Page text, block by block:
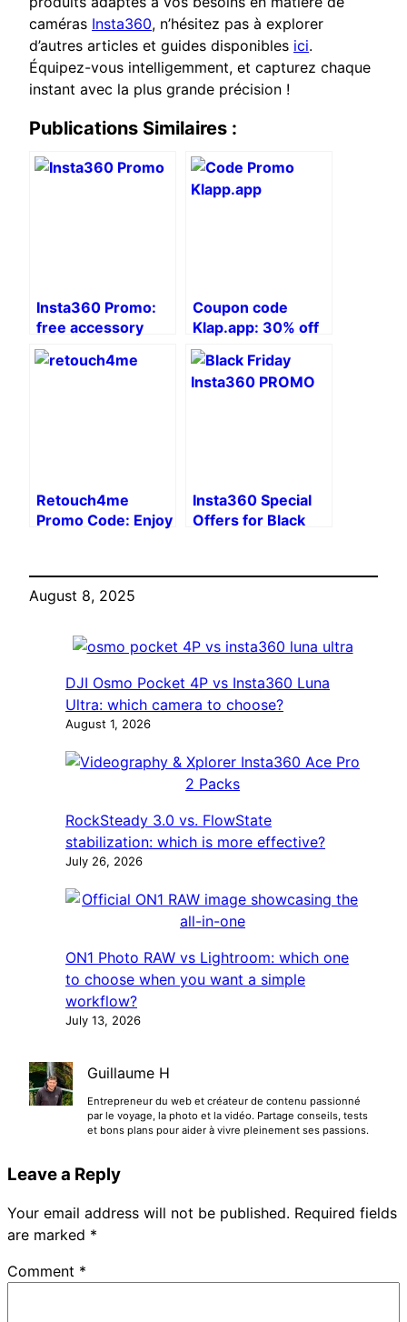
caméras Insta360, n’hésitez pas à explorer
d’autres articles et guides disponibles ici.
Équipez-vous intelligemment, et capturez chaque
instant avec la plus grande précision !
Publications Similaires :
Insta360 Promo:
free accessory
Coupon code
Klap.app: 30% off
to transform your
video strategy
Retouch4me
Promo Code: Enjoy
Insta360 Special
Offers for Black
August 8, 2025
DJI Osmo Pocket 4P vs Insta360 Luna
Ultra: which camera to choose?
August 1, 2026
RockSteady 3.0 vs. FlowState
stabilization: which is more effective?
July 26, 2026
ON1 Photo RAW vs Lightroom: which one
to choose when you want a simple
workflow?
July 13, 2026
Guillaume H
Entrepreneur du web et créateur de contenu passionné
par le voyage, la photo et la vidéo. Partage conseils, tests
et bons plans pour aider à vivre pleinement ses passions.
Leave a Reply
Your email address will not be published. Required fields
are marked *
Comment *